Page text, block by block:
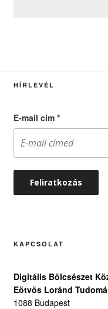
HÍRLEVÉL
E-mail cím *
KAPCSOLAT
Digitális Bölcsészet
Eötvös Loránd
1088 Budapest